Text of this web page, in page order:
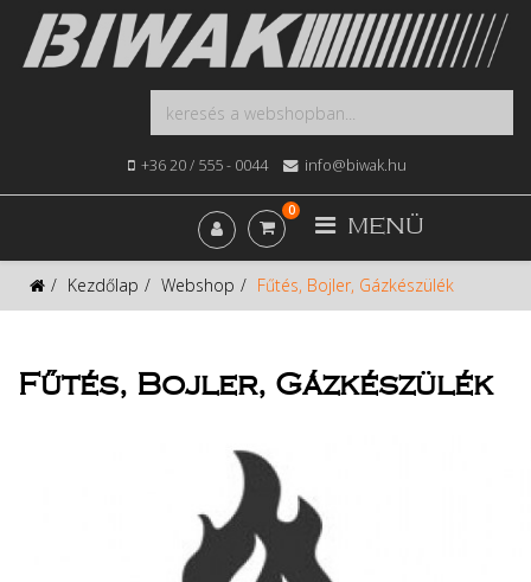
+36 20 / 555 - 0044 info@biwak.hu
MENÜ
0
Kezdőlap Webshop Fűtés, Bojler, Gázkészülék
Fűtés, Bojler, Gázkészülék